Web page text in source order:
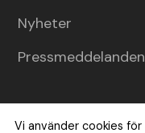
Nyheter
Pressmeddelanden
Vi använder cookies